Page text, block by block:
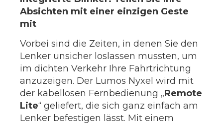
Absichten mit einer einzigen Geste
mit
Vorbei sind die Zeiten, in denen Sie den
Lenker unsicher loslassen mussten, um
im dichten Verkehr Ihre Fahrtrichtung
anzuzeigen. Der Lumos Nyxel wird mit
der kabellosen Fernbedienung „Remote
Lite“ geliefert, die sich ganz einfach am
Lenker befestigen lässt. Mit einem